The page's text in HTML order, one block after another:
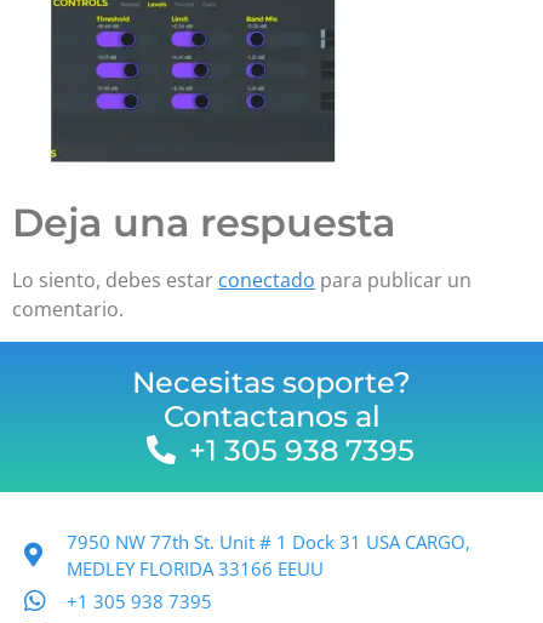
Deja una respuesta
Lo siento, debes estar conectado para publicar un
comentario.
Necesitas soporte?
Contactanos al
+1 305 938 7395
7950 NW 77th St. Unit # 1 Dock 31 USA CARGO,
MEDLEY FLORIDA 33166 EEUU
+1 305 938 7395